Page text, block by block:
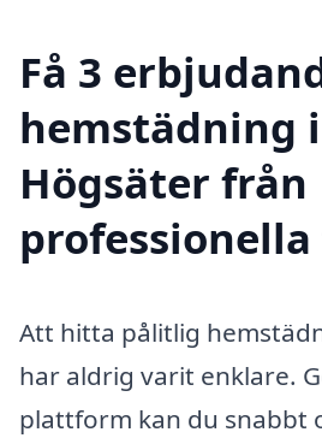
Få 3
hemstädning i
Högsäter från
Att hitta pålitlig
har aldrig varit enklare.
plattform kan du snabbt